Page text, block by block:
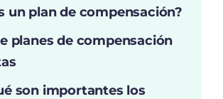
un plan de compensación?
planes de compensación
son importantes los